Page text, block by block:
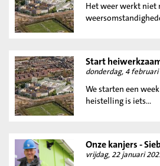
Het weer werkt niet
Start
donderdag, 4 februari
We starten een
heistelling is iets...
Onze kanjers -
vrijdag, 22 januari